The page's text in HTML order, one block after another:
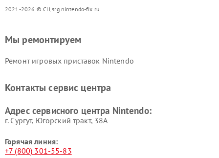
2021-2026 © СЦ srg.nintendo-fix.ru
Мы ремонтируем
Ремонт игровых приставок Nintendo
Контакты сервис центра
Адрес сервисного центра Nintendo:
г. Сургут, Югорский тракт, 38А
Горячая линия:
+7 (800) 301-55-83